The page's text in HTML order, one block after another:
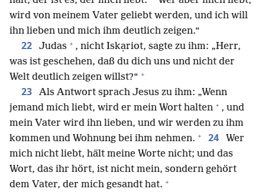
wird von meinem Vater geliebt werden, und ich will
ihn lieben und mich ihm deutlich zeigen.“
22 Judas + , nicht Iskạriot, sagte zu ihm: „Herr,
was ist geschehen, daß du dich uns und nicht der
Welt deutlich zeigen willst?“ +
23
Als Antwort sprach Jesus zu ihm: „Wenn
jemand mich liebt, wird er mein Wort halten + , und
mein Vater wird ihn lieben, und wir werden zu ihm
kommen und Wohnung bei ihm nehmen. + 24
Wer
mich nicht liebt, hält meine Worte nicht; und das
Wort, das ihr hört, ist nicht mein, sondern gehört
dem Vater, der mich gesandt hat. +